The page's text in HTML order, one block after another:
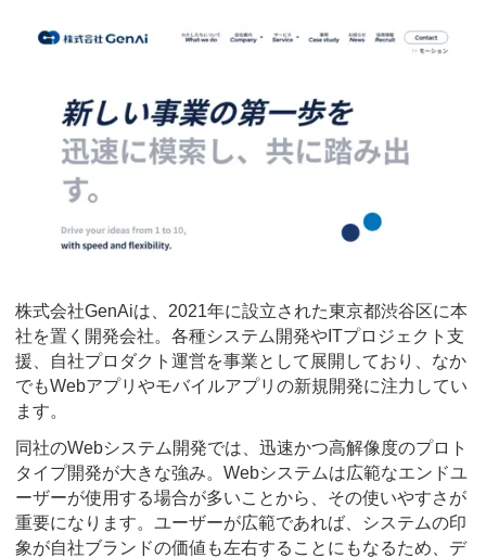
株式会社GenAiは、2021年に設立された東京都渋谷区に本
社を置く開発会社。各種システム開発やITプロジェクト支
援、自社プロダクト運営を事業として展開しており、なか
でもWebアプリやモバイルアプリの新規開発に注力してい
ます。
同社のWebシステム開発では、迅速かつ高解像度のプロト
タイプ開発が大きな強み。Webシステムは広範なエンドユ
ーザーが使用する場合が多いことから、その使いやすさが
重要になります。ユーザーが広範であれば、システムの印
象が自社ブランドの価値も左右することにもなるため、デ